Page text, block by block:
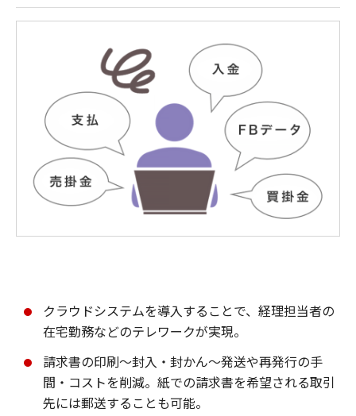
クラウドシステムを導入することで、経理担当者の
在宅勤務などのテレワークが実現。
請求書の印刷～封入・封かん～発送や再発行の手
間・コストを削減。紙での請求書を希望される取引
先には郵送することも可能。